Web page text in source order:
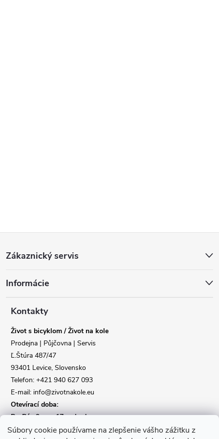
Súbory cookie používame na zlepšenie vášho zážitku z
p
Zákaznický servis
Informácie
Kontakty
Život s bicyklom / Život na kole
Prodejna | Půjčovna | Servis
Ľ.Štúra 487/47
93401 Levice, Slovensko
Telefon: +421 940 627 093
E-mail: info@zivotnakole.eu
Otevírací doba:
Po-Pá : 9,oo - 17,oo hod
So : 9,oo - 12,oo | Ne : Zavřeno
Reklamace